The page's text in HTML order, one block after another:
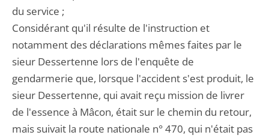
du service ;
Considérant qu'il résulte de l'instruction et
notamment des déclarations mêmes faites par le
sieur Dessertenne lors de l'enquête de
gendarmerie que, lorsque l'accident s'est produit, le
sieur Dessertenne, qui avait reçu mission de livrer
de l'essence à Mâcon, était sur le chemin du retour,
mais suivait la route nationale n° 470, qui n'était pas